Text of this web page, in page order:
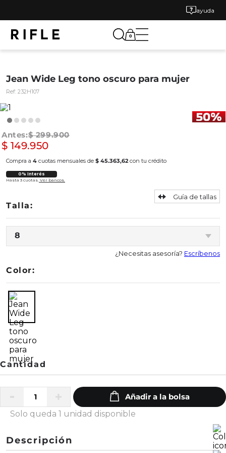
ayuda
0
Jean Wide Leg tono oscuro para mujer
Ref: 232H107
$ 299.900
$ 149.950
Compra a 4 cuotas mensuales de $ 45.363,62 con tu crédito
0% Interés
Hasta 3 cuotas. Ver bancos.
8
Guía de tallas
¿Necesitas asesoría? Escríbenos
Color:
Solo queda 1 unidad disponible
Descripción